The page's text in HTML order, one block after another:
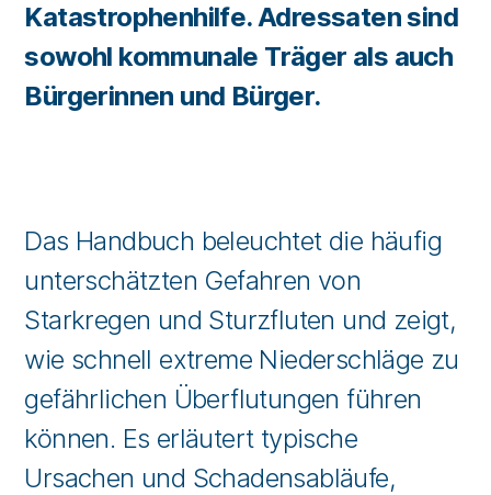
Katastrophenhilfe. Adressaten sind
sowohl kommunale Träger als auch
Bürgerinnen und Bürger.
Das Handbuch beleuchtet die häufig
unterschätzten Gefahren von
Starkregen und Sturzfluten und zeigt,
wie schnell extreme Niederschläge zu
gefährlichen Überflutungen führen
können. Es erläutert typische
Ursachen und Schadensabläufe,